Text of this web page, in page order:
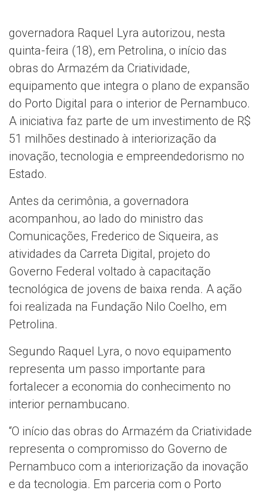
governadora Raquel Lyra autorizou, nesta
quinta-feira (18), em Petrolina, o início das
obras do Armazém da Criatividade,
equipamento que integra o plano de expansão
do Porto Digital para o interior de Pernambuco.
A iniciativa faz parte de um investimento de R$
51 milhões destinado à interiorização da
inovação, tecnologia e empreendedorismo no
Estado.
Antes da cerimônia, a governadora
acompanhou, ao lado do ministro das
Comunicações, Frederico de Siqueira, as
atividades da Carreta Digital, projeto do
Governo Federal voltado à capacitação
tecnológica de jovens de baixa renda. A ação
foi realizada na Fundação Nilo Coelho, em
Petrolina.
Segundo Raquel Lyra, o novo equipamento
representa um passo importante para
fortalecer a economia do conhecimento no
interior pernambucano.
“O início das obras do Armazém da Criatividade
representa o compromisso do Governo de
Pernambuco com a interiorização da inovação
e da tecnologia. Em parceria com o Porto